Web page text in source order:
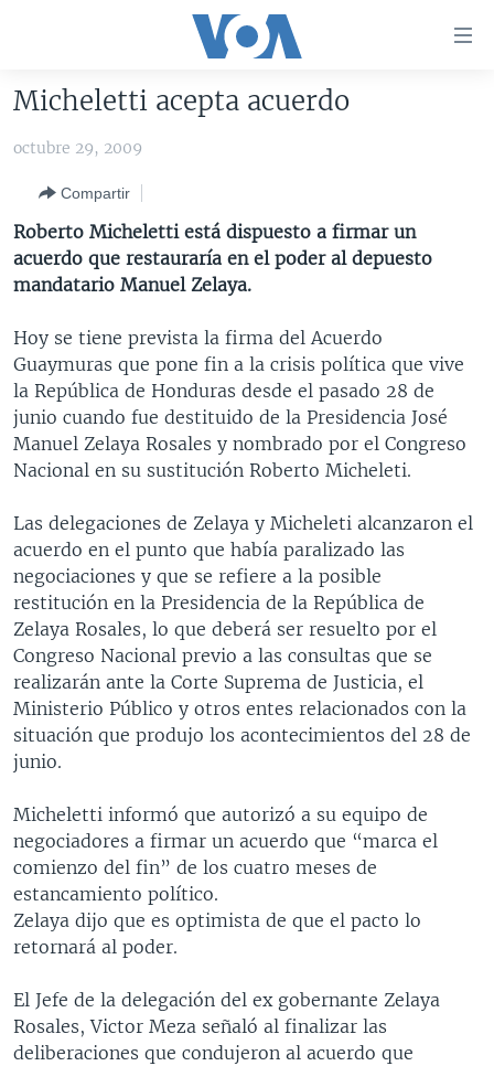
accesibilidad
al
principal
Salte
navegador
Salte
búsqueda
AMÉRICA DEL NORTE
EEUU
MÉXICO
HAITÍ
ELECCIONES EEUU 2024
ELECCIONES EEUU
VOTO DIVIDIDO
VOA VERIFICA
VOA VERIFICA UCRANIA/RUSIA
VOA VERIFICA INMIGRACIÓN
AMÉRICA LATINA
ARGENTINA
COLOMBIA
CHILE
PERÚ
ECUADOR
VENEZUELA
BRASIL
CHINA EN AMÉRICA LATINA
COSTA RICA
EL SALVADOR
GUATEMALA
HONDURAS
NICARAGUA
OTRAS SECCIONES
INMIGRACIÓN
LIBERTAD DE PRENSA
MUNDO
ECONOMÍA
ENTRETENIMIENTO Y CULTURA
TECNOLOGÍA
DEPORTES
CIENCIA Y SALUD
ESPECIALES DE LA VOA
LIBERTAD DE PRENSA
UCRANIA
MULTIMEDIA
VIDEOS
FOTOGRAFÍA
AUDIOS
PROGRAMAS TV
EL MUNDO AL DÍA
FORO INTERAMERICANO
VISIÓN 360
LAS CLAVES
PANORAMA
RADIO
AVANCE INFORMATIVO
AUDIONOTICIAS
BUENOS DÍAS AMÉRICA
ESTADOS UNIDOS AL DÍA
FORO [RADIO]
DEPORTIVO INTERNACIONAL
NOTA ECONÓMICA
ENTRETENIMIENTO
DIRECT
DOCUMENTALES DE LA VOA
Learning English
Idiomas
Micheletti acepta acuerdo
octubre 29, 2009
Compartir
Roberto Micheletti está dispuesto a firmar un
acuerdo que restauraría en el poder al depuesto
mandatario Manuel Zelaya.
Hoy se tiene prevista la firma del Acuerdo
Guaymuras que pone fin a la crisis política que vive
la República de Honduras desde el pasado 28 de
junio cuando fue destituido de la Presidencia José
Manuel Zelaya Rosales y nombrado por el Congreso
Nacional en su sustitución Roberto Micheleti.
Las delegaciones de Zelaya y Micheleti alcanzaron el
acuerdo en el punto que había paralizado las
negociaciones y que se refiere a la posible
restitución en la Presidencia de la República de
Zelaya Rosales, lo que deberá ser resuelto por el
Congreso Nacional previo a las consultas que se
realizarán ante la Corte Suprema de Justicia, el
Ministerio Público y otros entes relacionados con la
situación que produjo los acontecimientos del 28 de
junio.
Micheletti informó que autorizó a su equipo de
negociadores a firmar un acuerdo que “marca el
comienzo del fin” de los cuatro meses de
estancamiento político.
Zelaya dijo que es optimista de que el pacto lo
retornará al poder.
El Jefe de la delegación del ex gobernante Zelaya
Rosales, Victor Meza señaló al finalizar las
deliberaciones que condujeron al acuerdo que